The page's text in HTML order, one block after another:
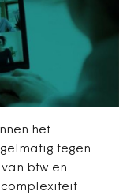
het
tegen
btw en